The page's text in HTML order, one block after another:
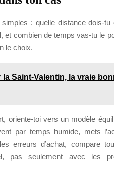
: quelle distance dois-tu
et combien de temps vas-tu le
le choix.
Saint-Valentin, la vraie
oriente-toi vers un modèle
par temps humide, mets
erreurs d’achat, compare
pas seulement avec les